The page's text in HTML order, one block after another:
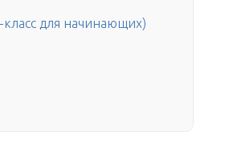
для начинающих)